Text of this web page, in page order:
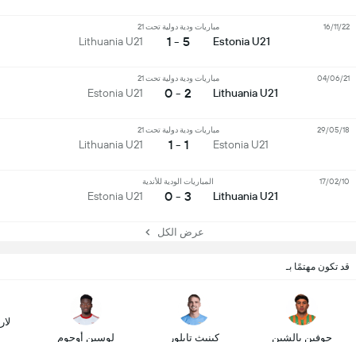
Estonia U21
مباريات ودية دولية تحت 21
5 - 1
Lithuania U21
16/11/22
Lithuania U21
مباريات ودية دولية تحت 21
2 - 0
Estonia U21
04/06/21
Estonia U21
مباريات ودية دولية تحت 21
1 - 1
Lithuania U21
29/05/18
Lithuania U21
المباريات الودية للأندية
3 - 0
Estonia U21
17/02/10
عرض الكل
قد تكون مهتمًا بـ
جوفين يالشين كينيث تايلور لوسين أوجوم